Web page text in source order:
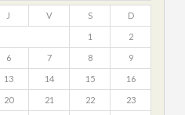
J V S D
1 2
6 7 8 9
13 14 15 16
20 21 22 23